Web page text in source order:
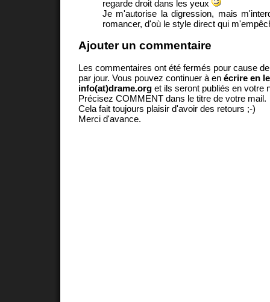
regarde droit dans les yeux
Je m'autorise la digression, mais
romancer, d'où le style direct qui
Ajouter un commentaire
Les commentaires ont été fermés pour cause
par jour. Vous pouvez continuer à en écrire en
info(at)drame.org et ils seront publiés en votre
Précisez COMMENT dans le titre de votre mail.
Cela fait toujours plaisir d'avoir des retours ;-)
Merci d'avance.